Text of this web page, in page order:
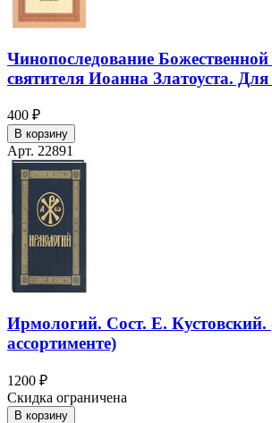
Чинопоследование
святителя Иоанна Златоуста.
400 ₽
В корзину
Арт. 22891
Ирмологий. Сост. Е. Кустовский.
ассортименте)
1200 ₽
Скидка ограничена
В корзину